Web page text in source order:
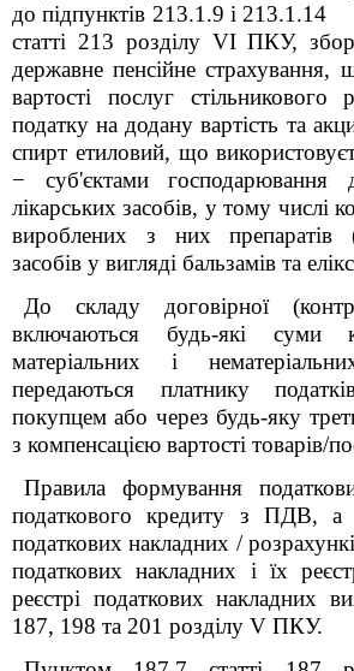
до підпунктів 213.1.9 і
статті 213 розділу VIПКУ,
державне пенсійне страхування,
вартості послуг стільникового
податку на додану вартість та
спирт етиловий, що
− суб'єктами господарювання
лікарських засобів, у тому числі
вироблених з них препаратів
засобів у вигляді бальзамів та
До складу договірної
включаються будь-які суми
матеріальних і
передаються платнику
покупцем або через будь-яку
з компенсацією вартості товарів/
Правила формування
податкового кредиту з ПДВ, а
податкових накладних /
податкових накладних і їх
реєстрі податкових накладних
187, 198 та 201 розділу V ПКУ.